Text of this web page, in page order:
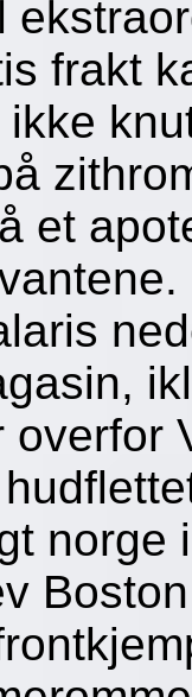
frakt
et
norge